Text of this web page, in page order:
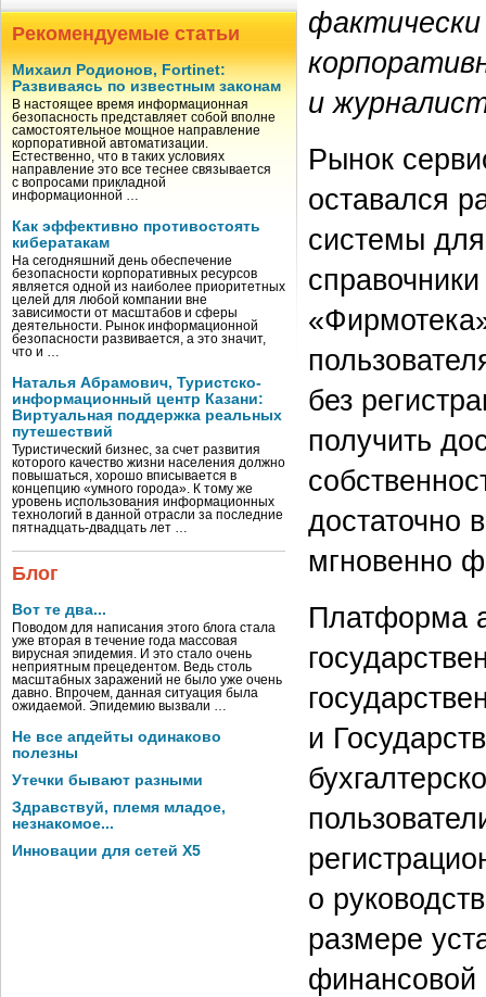
Рекомендуемые статьи
Михаил Родионов, Fortinet:
Развиваясь по известным законам
В настоящее время информационная
безопасность представляет собой вполне
самостоятельное мощное направление
корпоративной автоматизации.
Естественно, что в таких условиях
направление это все теснее связывается
с вопросами прикладной
информационной …
Как эффективно противостоять
кибератакам
На сегодняшний день обеспечение
безопасности корпоративных ресурсов
является одной из наиболее приоритетных
целей для любой компании вне
зависимости от масштабов и сферы
деятельности. Рынок информационной
безопасности развивается, а это значит,
что и …
Наталья Абрамович, Туристско-
информационный центр Казани:
Виртуальная поддержка реальных
путешествий
Туристический бизнес, за счет развития
которого качество жизни населения должно
повышаться, хорошо вписывается в
концепцию «умного города». К тому же
уровень использования информационных
технологий в данной отрасли за последние
пятнадцать-двадцать лет …
Блог
Вот те два...
Поводом для написания этого блога стала
уже вторая в течение года массовая
вирусная эпидемия. И это стало очень
неприятным прецедентом. Ведь столь
масштабных заражений не было уже очень
давно. Впрочем, данная ситуация была
ожидаемой. Эпидемию вызвали …
Не все апдейты одинаково
полезны
Утечки бывают разными
Здравствуй, племя младое,
незнакомое...
Инновации для сетей X5
и
Рынок
оставался
системы
без
получить
достаточно
мгновенно
Платформа
и
о
размере
финансовой